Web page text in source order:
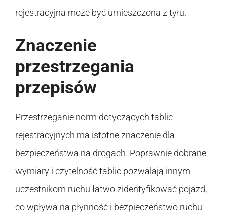
rejestracyjna może być umieszczona z tyłu.
Znaczenie
przestrzegania
przepisów
Przestrzeganie norm dotyczących tablic
rejestracyjnych ma istotne znaczenie dla
bezpieczeństwa na drogach. Poprawnie dobrane
wymiary i czytelność tablic pozwalają innym
uczestnikom ruchu łatwo zidentyfikować pojazd,
co wpływa na płynność i bezpieczeństwo ruchu